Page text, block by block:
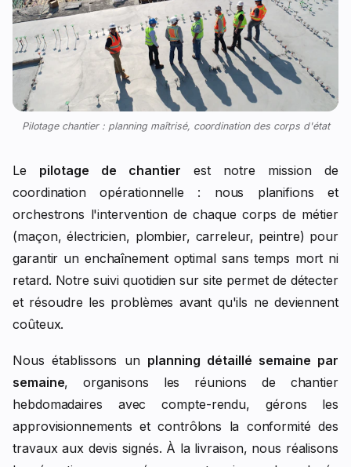
Pilotage chantier : planning maîtrisé, coordination des corps d'état
Le pilotage de chantier est notre mission de
coordination opérationnelle : nous planifions et
orchestrons l'intervention de chaque corps de métier
(maçon, électricien, plombier, carreleur, peintre) pour
garantir un enchaînement optimal sans temps mort ni
retard. Notre suivi quotidien sur site permet de détecter
et résoudre les problèmes avant qu'ils ne deviennent
coûteux.
Nous établissons un planning détaillé semaine par
semaine, organisons les réunions de chantier
hebdomadaires avec compte-rendu, gérons les
approvisionnements et contrôlons la conformité des
travaux aux devis signés. À la livraison, nous réalisons